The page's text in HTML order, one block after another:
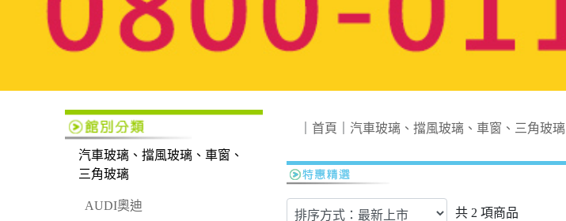
汽車玻璃、擋風玻璃、車窗、
三角玻璃
AUDI奧迪
首頁 汽車玻璃、擋風玻璃、車窗、三角玻璃
共 2 項商品